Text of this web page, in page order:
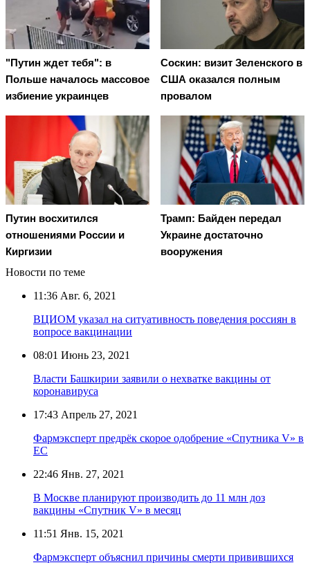
"Путин ждет тебя": в
Польше началось массовое
избиение украинцев
Соскин: визит Зеленского в
США оказался полным
провалом
Путин восхитился
отношениями России и
Киргизии
Трамп: Байден передал
Украине достаточно
вооружения
Новости по теме
11:36 Авг. 6, 2021
ВЦИОМ указал на ситуативность поведения россиян в
вопросе вакцинации
08:01 Июнь 23, 2021
Власти Башкирии заявили о нехватке вакцины от
коронавируса
17:43 Апрель 27, 2021
Фармэксперт предрёк скорое одобрение «Спутника V» в
ЕС
22:46 Янв. 27, 2021
В Москве планируют производить до 11 млн доз
вакцины «Спутник V» в месяц
11:51 Янв. 15, 2021
Фармэксперт объяснил причины смерти привившихся